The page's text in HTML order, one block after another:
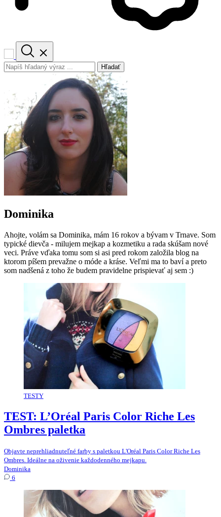
Hľadať
Dominika
Ahojte, volám sa Dominika, mám 16 rokov a bývam v Trnave. Som
typické dievča - milujem mejkap a kozmetiku a rada skúšam nové
veci. Práve vďaka tomu som si asi pred rokom založila blog na
ktorom píšem prevažne o móde a kráse. Veľmi ma to baví a preto
som nadšená z toho že budem pravidelne prispievať aj sem :)
TESTY
TEST: L’Oréal Paris Color Riche Les
Ombres paletka
Objavte neprehliadnuteľné farby s paletkou L'Oréal Paris Color Riche Les
Ombres. Ideálne na oživenie každodenného mejkapu.
Dominika
6